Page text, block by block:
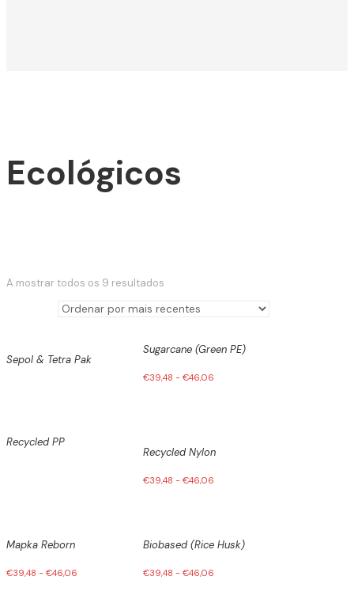
Ecológicos
A mostrar todos os 9 resultados
mais
Sepol & Tetra Pak
Sugarcane (Green PE)
€39,48 - €46,06
Recycled PP
Recycled Nylon
€39,48 - €46,06
Mapka Reborn
€39,48 - €46,06
Biobased (Rice Husk)
€39,48 - €46,06